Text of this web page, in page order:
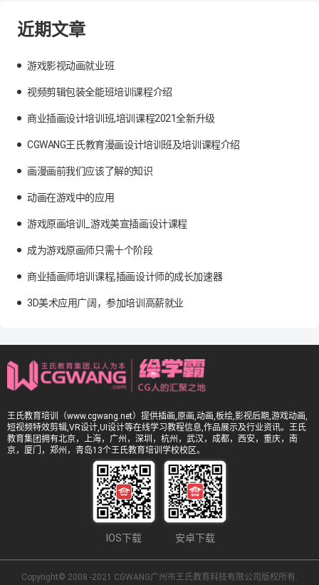
近期文章
游戏影视动画就业班
视频剪辑包装全能班培训课程介绍
商业插画设计培训班,培训课程2021全新升级
CGWANG王氏教育漫画设计培训班及培训课程介绍
画漫画前我们应该了解的知识
动画在游戏中的应用
游戏原画培训_游戏美宣插画设计课程
成为游戏原画师只需十个阶段
商业插画师培训课程,插画设计师的成长加速器
3D美术应用广阔，参加培训高薪就业
王氏教育培训（www.cgwang.net）提供插画,原画,动画,板绘,影视后期,游戏动画,
短视频特效剪辑,VR设计,UI设计等在线学习教程信息,作品展示及行业资讯。王氏
教育集团拥有北京，上海，广州，深圳，杭州，武汉，成都，西安，重庆，南
京，厦门，郑州，青岛13个王氏教育培训学校校区。
IOS下载 安卓下载
Copyright© 2008 -2021 CGWANG广州市王氏教育科技有限公司版权所有.